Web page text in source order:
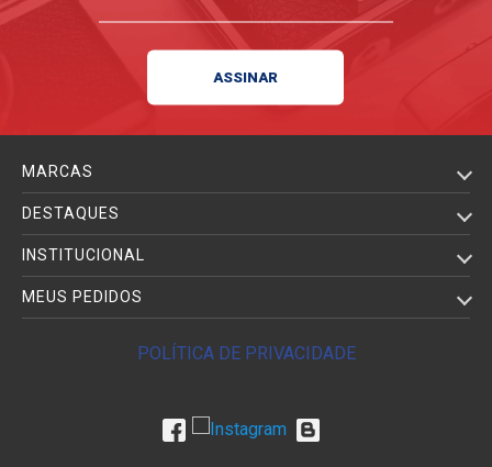
MARCAS
DESTAQUES
INSTITUCIONAL
MEUS PEDIDOS
POLÍTICA DE PRIVACIDADE